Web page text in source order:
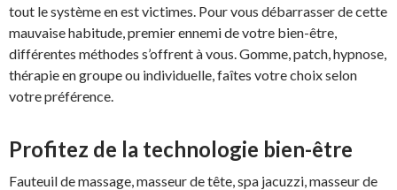
tout le système en est victimes. Pour vous débarrasser de cette
mauvaise habitude, premier ennemi de votre bien-être,
différentes méthodes s’offrent à vous. Gomme, patch, hypnose,
thérapie en groupe ou individuelle, faîtes votre choix selon
votre préférence.
Profitez de la technologie bien-être
Fauteuil de massage, masseur de tête, spa jacuzzi, masseur de